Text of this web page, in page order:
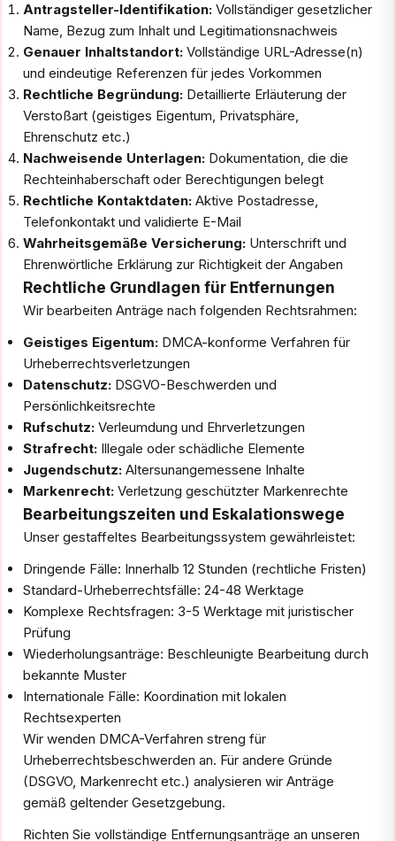
Antragsteller-Identifikation: Vollständiger gesetzlicher
Name, Bezug zum Inhalt und Legitimationsnachweis
Genauer Inhaltstandort: Vollständige URL-Adresse(n)
und eindeutige Referenzen für jedes Vorkommen
Rechtliche Begründung: Detaillierte Erläuterung der
Verstoßart (geistiges Eigentum, Privatsphäre,
Ehrenschutz etc.)
Nachweisende Unterlagen: Dokumentation, die die
Rechteinhaberschaft oder Berechtigungen belegt
Rechtliche Kontaktdaten: Aktive Postadresse,
Telefonkontakt und validierte E-Mail
Wahrheitsgemäße Versicherung: Unterschrift und
Ehrenwörtliche Erklärung zur Richtigkeit der Angaben
Rechtliche Grundlagen für Entfernungen
Wir bearbeiten Anträge nach folgenden Rechtsrahmen:
Geistiges Eigentum: DMCA-konforme Verfahren für
Urheberrechtsverletzungen
Datenschutz: DSGVO-Beschwerden und
Persönlichkeitsrechte
Rufschutz: Verleumdung und Ehrverletzungen
Strafrecht: Illegale oder schädliche Elemente
Jugendschutz: Altersunangemessene Inhalte
Markenrecht: Verletzung geschützter Markenrechte
Bearbeitungszeiten und Eskalationswege
Unser gestaffeltes Bearbeitungssystem gewährleistet:
Dringende Fälle: Innerhalb 12 Stunden (rechtliche Fristen)
Standard-Urheberrechtsfälle: 24-48 Werktage
Komplexe Rechtsfragen: 3-5 Werktage mit juristischer
Prüfung
Wiederholungsanträge: Beschleunigte Bearbeitung durch
bekannte Muster
Internationale Fälle: Koordination mit lokalen
Rechtsexperten
Wir wenden DMCA-Verfahren streng für
Urheberrechtsbeschwerden an. Für andere Gründe
(DSGVO, Markenrecht etc.) analysieren wir Anträge
gemäß geltender Gesetzgebung.
Richten Sie vollständige Entfernungsanträge an unseren